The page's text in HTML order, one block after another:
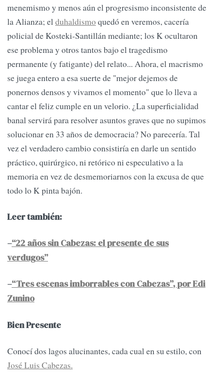
menemismo y menos aún el progresismo inconsistente de
la Alianza; elduhaldismoquedó en veremos, cacería
policial de Kosteki-Santillán mediante; los K ocultaron
ese problema y otros tantos bajo el tragedismo
permanente (y fatigante) del relato... Ahora, el macrismo
se juega entero a esa suerte de "mejor dejemos de
ponernos densos y vivamos el momento" que lo lleva a
cantar el feliz cumple en un velorio. ¿La superficialidad
banal servirá para resolver asuntos graves que no supimos
solucionar en 33 años de democracia? No parecería. Tal
vez el verdadero cambio consistiría en darle un sentido
práctico, quirúrgico, ni retórico ni especulativo a la
memoria en vez de desmemoriarnos con la excusa de que
todo lo K pinta bajón.
Leer también:
–“22 años sin Cabezas: el presente de sus
verdugos”
–“Tres escenas imborrables con Cabezas”, por Edi
Zunino
Bien Presente
Conocí dos lagos alucinantes, cada cual en su estilo, con
José Luis Cabezas.